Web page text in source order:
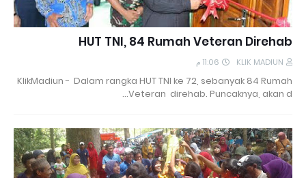
HUT TNI, 84 Rumah Veteran Direhab
KLIK MADIUN 11:06 م
KlikMadiun - Dalam rangka HUT TNI ke 72, sebanyak 84 Rumah
Veteran direhab. Puncaknya, akan d…